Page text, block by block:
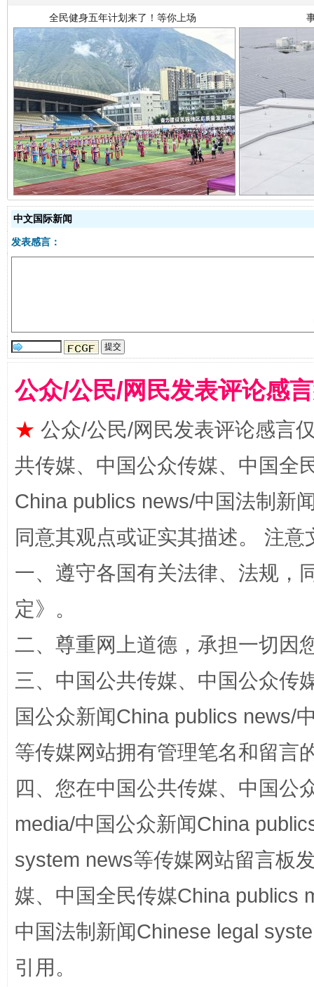
阿坝州三大球赛在茂县开幕 规模
扯下公款旅游的“隐身衣” 如何以
“蜀中异人”王建安的艺术幻境
中文国际新闻
发表感言：
公众/公民/网民发表评论感
★ 公众/公民/网民发表评论感言
共传媒、中国公众传媒、中国全
China publics news/中国法制新
同意其观点或证实其描述。 注
一、遵守各国有关法律、法规，
定》。
二、尊重网上道德，承担一切因
三、中国公共传媒、中国公众传
国公众新闻China publics news/
等传媒网站拥有管理笔名和留言
四、您在中国公共传媒、中国公
media/中国公众新闻China
system news等传媒网站留言板
媒、中国全民传媒China publics
中国法制新闻Chinese legal
引用。